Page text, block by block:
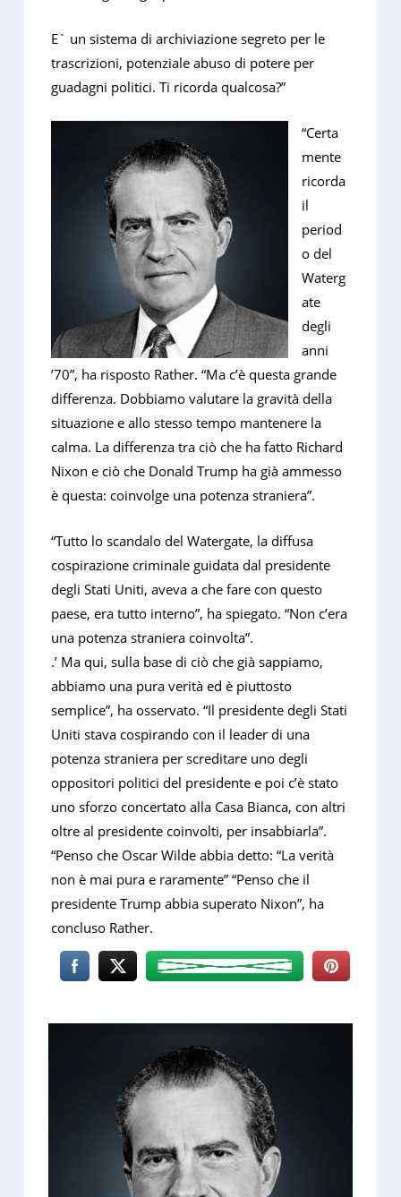
E` un sistema di archiviazione segreto per le
trascrizioni, potenziale abuso di potere per
guadagni politici. Ti ricorda qualcosa?”
“Certa
mente
ricorda
il
period
o del
Waterg
ate
degli
anni
’70”, ha risposto Rather. “Ma c’è questa grande
differenza. Dobbiamo valutare la gravità della
situazione e allo stesso tempo mantenere la
calma. La differenza tra ciò che ha fatto Richard
Nixon e ciò che Donald Trump ha già ammesso
è questa: coinvolge una potenza straniera”.
“Tutto lo scandalo del Watergate, la diffusa
cospirazione criminale guidata dal presidente
degli Stati Uniti, aveva a che fare con questo
paese, era tutto interno”, ha spiegato. “Non c’era
una potenza straniera coinvolta”.
.’ Ma qui, sulla base di ciò che già sappiamo,
abbiamo una pura verità ed è piuttosto
semplice”, ha osservato. “Il presidente degli Stati
Uniti stava cospirando con il leader di una
potenza straniera per screditare uno degli
oppositori politici del presidente e poi c’è stato
uno sforzo concertato alla Casa Bianca, con altri
oltre al presidente coinvolti, per insabbiarla”.
“Penso che Oscar Wilde abbia detto: “La verità
non è mai pura e raramente” “Penso che il
presidente Trump abbia superato Nixon”, ha
concluso Rather.